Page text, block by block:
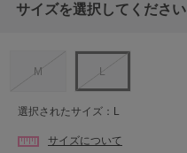
サイズを選択してください
M L
選択されたサイズ：L
サイズについて